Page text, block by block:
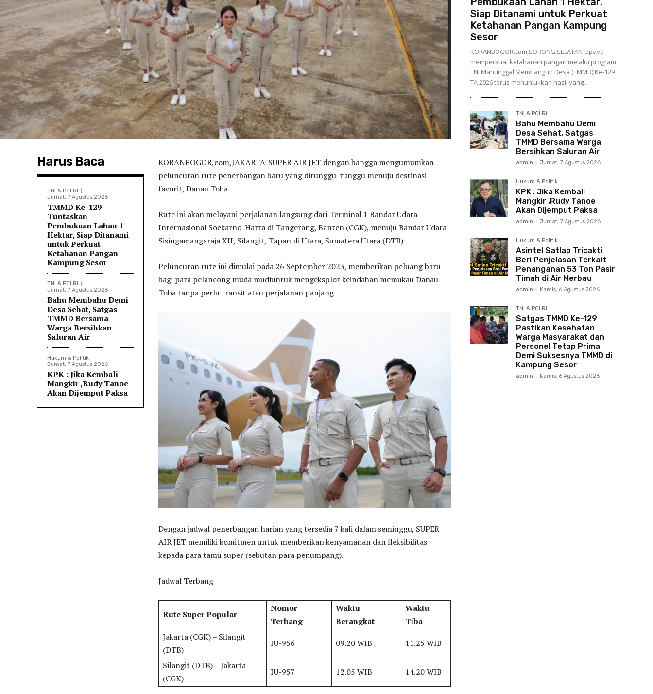
Harus Baca
TNI & POLRI
Jumat, 7 Agustus 2026
TMMD Ke-129
Tuntaskan
Pembukaan Lahan 1
Hektar, Siap Ditanami
untuk Perkuat
Ketahanan Pangan
Kampung Sesor
TNI & POLRI
Jumat, 7 Agustus 2026
Bahu Membahu Demi
Desa Sehat, Satgas
TMMD Bersama
Warga Bersihkan
Saluran Air
Hukum & Politik
Jumat, 7 Agustus 2026
KPK : Jika Kembali
Mangkir ,Rudy Tanoe
Akan Dijemput Paksa
KORANBOGOR,com,JAKARTA-SUPER AIR JET dengan bangga mengumumkan
peluncuran rute penerbangan baru yang ditunggu-tunggu menuju destinasi
favorit, Danau Toba.
Rute ini akan melayani perjalanan langsung dari Terminal 1 Bandar Udara
Internasional Soekarno-Hatta di Tangerang, Banten (CGK), menuju Bandar Udara
Sisingamangaraja XII, Silangit, Tapanuli Utara, Sumatera Utara (DTB).
Peluncuran rute ini dimulai pada 26 September 2023, memberikan peluang baru
bagi para pelancong muda mudiuntuk mengeksplor keindahan memukau Danau
Toba tanpa perlu transit atau perjalanan panjang.
Dengan jadwal penerbangan harian yang tersedia 7 kali dalam seminggu, SUPER
AIR JET memiliki komitmen untuk memberikan kenyamanan dan fleksibilitas
kepada para tamu super (sebutan para penumpang).
Jadwal Terbang
Rute Super Popular
Nomor
Terbang
Waktu
Berangkat
Waktu
Tiba
Jakarta (CGK) – Silangit
(DTB)
IU-956 09.20 WIB 11.25 WIB
Silangit (DTB) – Jakarta
(CGK)
IU-957 12.05 WIB 14.20 WIB
Siap Ditanami untuk Perkuat
Ketahanan Pangan Kampung
Sesor
KORANBOGOR.com,SORONG SELATAN-Upaya
memperkuat ketahanan pangan melalui program
TNI Manunggal Membangun Desa (TMMD) Ke-129
TA 2026 terus menunjukkan hasil yang...
TNI & POLRI
Bahu Membahu Demi
Desa Sehat, Satgas
TMMD Bersama Warga
Bersihkan Saluran Air
admin - Jumat, 7 Agustus 2026
Hukum & Politik
KPK : Jika Kembali
Mangkir ,Rudy Tanoe
Akan Dijemput Paksa
admin - Jumat, 7 Agustus 2026
Hukum & Politik
Asintel Satlap Tricakti
Beri Penjelasan Terkait
Penanganan 53 Ton Pasir
Timah di Air Merbau
admin - Kamis, 6 Agustus 2026
TNI & POLRI
Satgas TMMD Ke-129
Pastikan Kesehatan
Warga Masyarakat dan
Personel Tetap Prima
Demi Suksesnya TMMD di
Kampung Sesor
admin - Kamis, 6 Agustus 2026